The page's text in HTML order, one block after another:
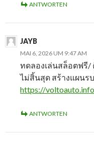
ANTWORTEN
JAYB
MAI 6, 2026 UM 9:47 AM
ทดลองเล่นสล็อตฟรี
ไม่สิ้นสุด สร้างแผนร
https://
ANTWORTEN